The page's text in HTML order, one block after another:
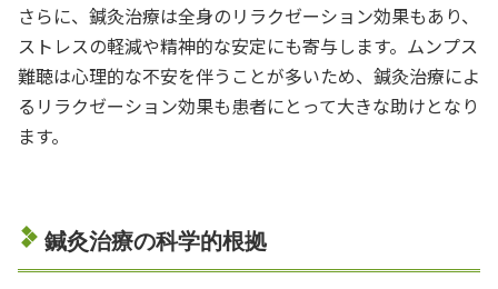
さらに、鍼灸治療は全身のリラクゼーション効果もあり、
ストレスの軽減や精神的な安定にも寄与します。ムンプス
難聴は心理的な不安を伴うことが多いため、鍼灸治療によ
るリラクゼーション効果も患者にとって大きな助けとなり
ます。
鍼灸治療の科学的根拠